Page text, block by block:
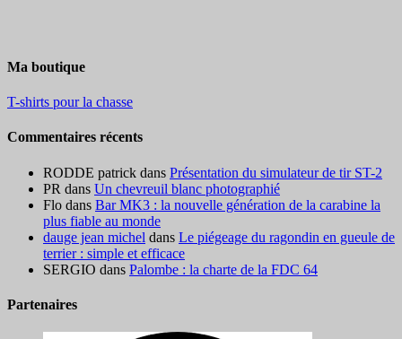
Ma boutique
T-shirts pour la chasse
Commentaires récents
RODDE patrick dans Présentation du simulateur de tir ST-2
PR dans Un chevreuil blanc photographié
Flo dans Bar MK3 : la nouvelle génération de la carabine la
plus fiable au monde
dauge jean michel dans Le piégeage du ragondin en gueule de
terrier : simple et efficace
SERGIO dans Palombe : la charte de la FDC 64
Partenaires